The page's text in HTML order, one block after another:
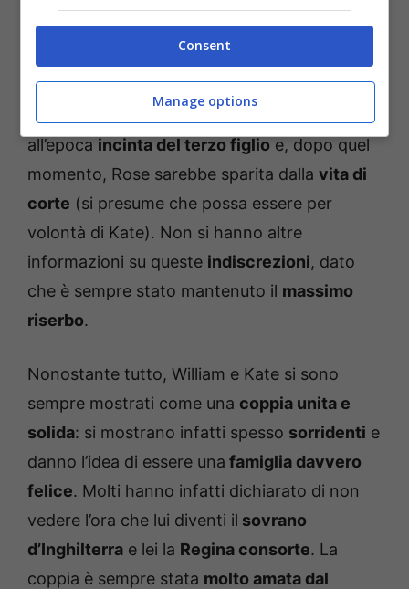
La Middleton sarebbe però stata vistalitigare
con suo marito William. Secondo le
indiscrezioni, il motivo sarebbe stato proprio
questa vicinanza dell’uomo a Rose
all’epoca incinta del terzo figlio e, dopo quel
momento, Rose sarebbe sparita dalla vita di
corte (si presume che possa essere per
volontà di Kate). Non si hanno altre
informazioni su queste indiscrezioni, dato
che è sempre stato mantenuto il massimo
riserbo.
Nonostante tutto, William e Kate si sono
sempre mostrati come una coppia unita e
solida: si mostrano infatti spesso sorridenti e
danno l’idea di essere una famiglia davvero
felice. Molti hanno infatti dichiarato di non
vedere l’ora che lui diventi il sovrano
d’Inghilterra e lei la Regina consorte. La
coppia è sempre stata molto amata dal
Consent
Manage options